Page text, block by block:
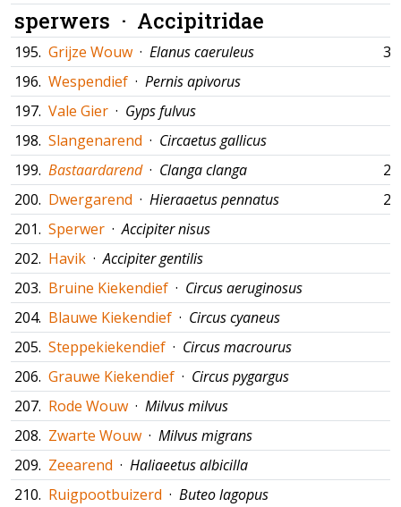
sperwers · Accipitridae
195. Grijze Wouw · Elanus caeruleus
196. Wespendief · Pernis apivorus
197. Vale Gier · Gyps fulvus
198. Slangenarend · Circaetus gallicus
199. Bastaardarend · Clanga clanga
200. Dwergarend · Hieraaetus pennatus
201. Sperwer ·Accipiter nisus
202. Havik ·Accipiter gentilis
203. Bruine Kiekendief · Circus aeruginosus
204. Blauwe Kiekendief · Circus cyaneus
205. Steppekiekendief · Circus macrourus
206. Grauwe Kiekendief · Circus pygargus
207. Rode Wouw · Milvus milvus
208. Zwarte Wouw · Milvus migrans
209. Zeearend · Haliaeetus albicilla
210. Ruigpootbuizerd · Buteo lagopus